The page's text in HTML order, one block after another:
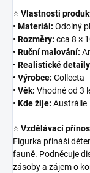
⭐ Vlastnosti
• Materiál: Odolný
• Rozměry: cca 8 ×
• Ruční malování:
• Realistické
• Výrobce: Collecta
• Věk: Vhodné od 3
• Kde žije: Austrálie
⭐ Vzdělávací
Figurka přináší
fauně. Podněcuje
zásoby a zájem o